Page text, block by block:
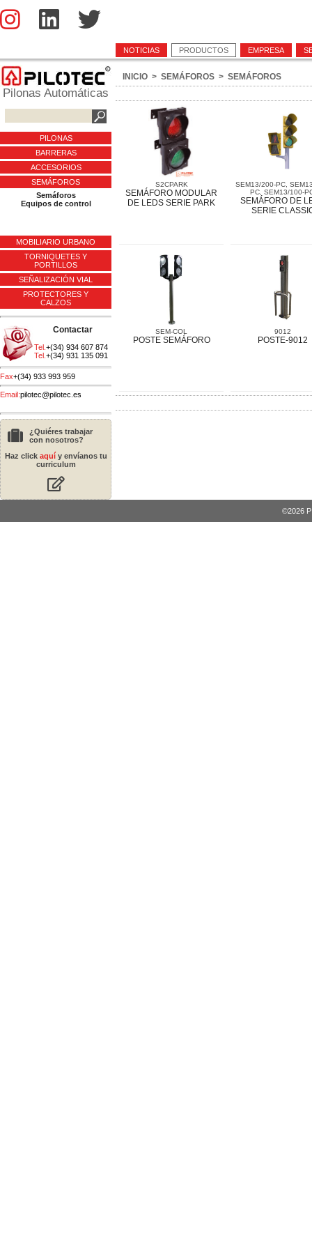
NOTICIAS PRODUCTOS EMPRESA
Pilonas Automáticas
PILONAS
BARRERAS
ACCESORIOS
SEMÁFOROS
Semáforos
Equipos de control
MOBILIARIO URBANO
TORNIQUETES Y
PORTILLOS
SEÑALIZACIÓN VIAL
PROTECTORES Y
CALZOS
Contactar
Tel. +(34) 934 607 874
Tel. +(34) 931 135 091
Fax+(34) 933 993 959
Email:pilotec@pilotec.es
¿Quiéres trabajar
con nosotros?
Haz click aquíy envíanos tu
curriculum
INICIO > SEMÁFOROS > SEMÁFOROS
S2CPARK
SEMÁFORO MODULAR
DE LEDS SERIE PARK
SEM13/200-PC,
PC, SEM13/100-
SEMÁFORO DE
SERIE
SEM-COL
POSTE SEMÁFORO
9012
POSTE-9012
©2026